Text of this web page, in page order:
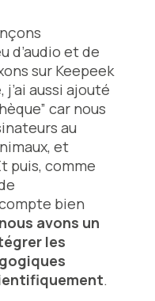
d’audio et de
sur Keepeek
aussi ajouté
car nous
au
et
puis, comme
bien
nous avons un
les
.